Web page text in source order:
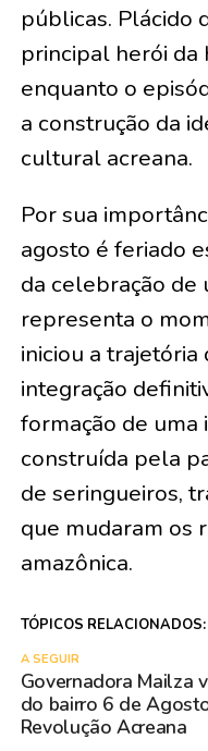
públicas. Plácido
principal herói da
enquanto o
a construção da
cultural acreana.
Por sua
agosto é feriado
da celebração de
representa o
iniciou a
integração
formação de
construída pela
de seringueiros,
que mudaram os
amazônica.
TÓPICOS RELACIONADOS:
A SEGUIR
Governadora Mailza
do bairro 6 de
Revolução Acreana